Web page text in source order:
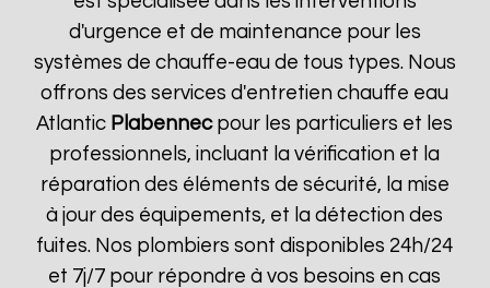
d'urgence et de maintenance pour les
systèmes de chauffe-eau de tous types. Nous
offrons des services d'entretien chauffe eau
Atlantic Plabennecpour les particuliers et les
professionnels, incluant la vérification et la
réparation des éléments de sécurité, la mise
à jour des équipements, et la détection des
fuites. Nos plombiers sont disponibles 24h/24
et 7j/7 pour répondre à vos besoins en cas